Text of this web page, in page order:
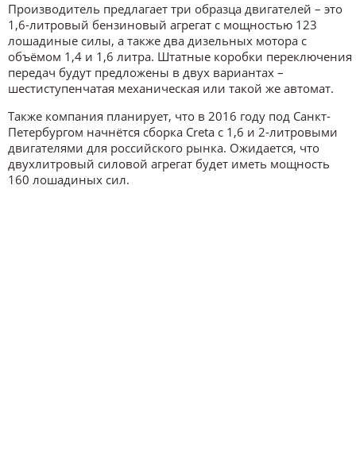
Производитель предлагает три образца двигателей – это
1,6-литровый бензиновый агрегат с мощностью 123
лошадиные силы, а также два дизельных мотора с
объёмом 1,4 и 1,6 литра. Штатные коробки переключения
передач будут предложены в двух вариантах –
шестиступенчатая механическая или такой же автомат.
Также компания планирует, что в 2016 году под Санкт-
Петербургом начнётся сборка Creta с 1,6 и 2-литровыми
двигателями для российского рынка. Ожидается, что
двухлитровый силовой агрегат будет иметь мощность
160 лошадиных сил.